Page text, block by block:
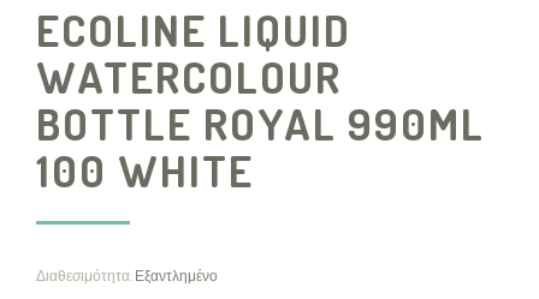
ECOLINE LIQUID
WATERCOLOUR
BOTTLE ROYAL 990ML
100 WHITE
Διαθεσιμότητα: Εξαντλημένο